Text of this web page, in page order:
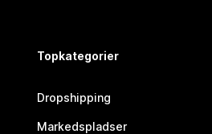
Topkategorier
Dropshipping
Markedspladser